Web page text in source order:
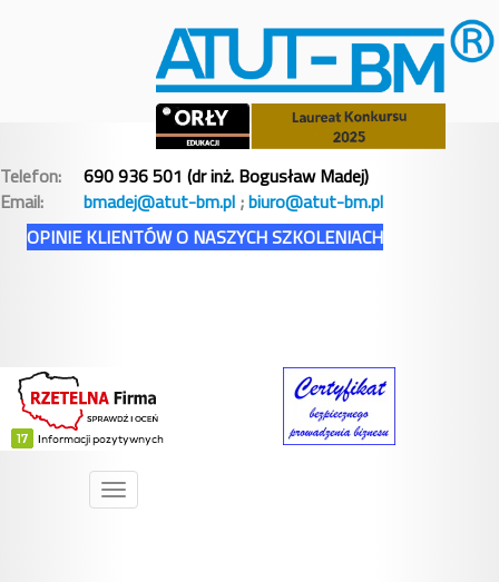
Telefon:
690 936 501 (dr inż. Bogusław Madej)
Email: bmadej@atut-bm.pl ;biuro@atut-bm.pl
OPINIE KLIENTÓW O NASZYCH SZKOLENIACH